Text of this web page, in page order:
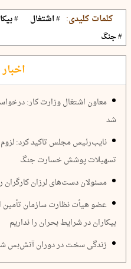
کلمات کلیدی: # اشتغال #
# جنگ
شد
نایب‌رئیس مجلس تاکید کرد:
تسهیلات پوشش خسارت جنگ
مسئولان دست‌های لرزان کارگران
عضو هیأت نظارت سازمان تأمین
بیکاران در شرایط بحران را نداریم
زندگی سخت در دوران آتش‌بس